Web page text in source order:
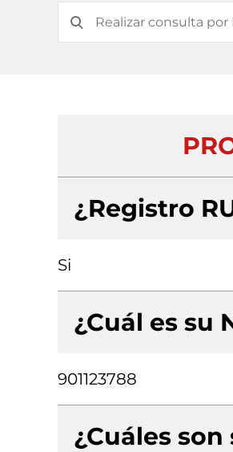
¿Registro
Si
¿Cuál es su
901123788
¿Cuáles